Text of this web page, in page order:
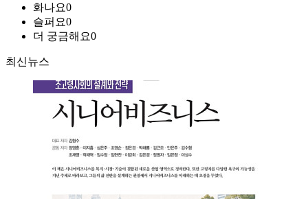
화나요0
슬퍼요0
더 궁금해요0
최신뉴스